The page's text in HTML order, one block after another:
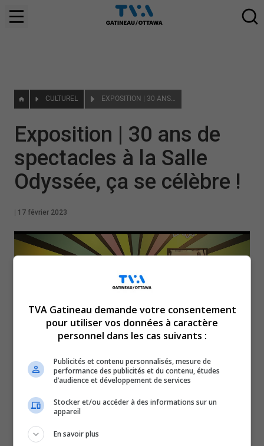
CULTUREL EXPOSITION | 30 ANS DE SPECTACLES À LA SALLE ODYSSÉE, ÇA SE CÉLÈBRE !
Exposition | 30 ans de
spectacles à la Salle
Odyssée, ça se célèbre !
17 février 2023
Saviez-vous que la salle Odyssée n’est pas
seulement une salle de spectacles? C’est aussi
possible d’y admirer des expositions.
Les habitués de la salle Odyssée auront remarqué qu’au
TVA Gatineau demande votre consentement
pour utiliser vos données à caractère
personnel dans les cas suivants :
Publicités et contenu personnalisés, mesure de
performance des publicités et du contenu, études
d’audience et développement de services
Stocker et/ou accéder à des informations sur un
appareil
En savoir plus